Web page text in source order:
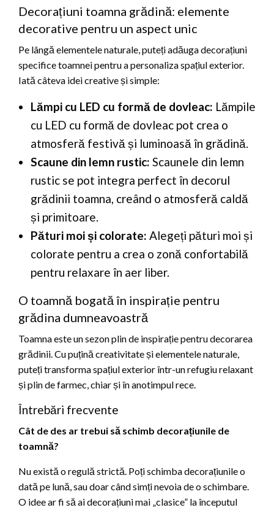
Decorațiuni toamna grădină: elemente
decorative pentru un aspect unic
Pe lângă elementele naturale, puteți adăuga decorațiuni
specifice toamnei pentru a personaliza spațiul exterior.
Iată câteva idei creative și simple:
Lămpi cu LED cu formă de dovleac: Lămpile
cu LED cu formă de dovleac pot crea o
atmosferă festivă și luminoasă în grădină.
Scaune din lemn rustic: Scaunele din lemn
rustic se pot integra perfect în decorul
grădinii toamna, creând o atmosferă caldă
și primitoare.
Pături moi și colorate: Alegeți pături moi și
colorate pentru a crea o zonă confortabilă
pentru relaxare în aer liber.
O toamnă bogată în inspirație pentru
grădina dumneavoastră
Toamna este un sezon plin de inspirație pentru decorarea
grădinii. Cu puțină creativitate și elementele naturale,
puteți transforma spațiul exterior într-un refugiu relaxant
și plin de farmec, chiar și în anotimpul rece.
Întrebări frecvente
Cât de des ar trebui să schimb decorațiunile de
toamnă?
Nu există o regulă strictă. Poți schimba decorațiunile o
dată pe lună, sau doar când simți nevoia de o schimbare.
O idee ar fi să ai decorațiuni mai „clasice” la începutul